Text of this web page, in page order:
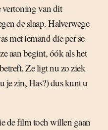
van dit
de slaap. Halverwege
met iemand die per se
aan begint, óók als het
Ze ligt nu zo ziek
je zin, Has?) dus kunt u
de film toch willen gaan